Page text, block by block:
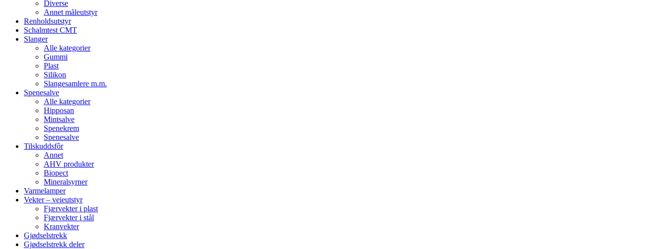
Diverse
Annet måleutstyr
Renholdsutstyr
Schalmtest CMT
Slanger
Alle kategorier
Gummi
Plast
Silikon
Slangesamlere m.m.
Spenesalve
Alle kategorier
Hipposan
Mintsalve
Spenekrem
Spenesalve
Tilskuddsfôr
Annet
AHV produkter
Biopect
Mineralsyrner
Varmelamper
Vekter – veieutstyr
Fjærvekter i plast
Fjærvekter i stål
Kranvekter
Gjødselstrekk
Gjødselstrekk deler